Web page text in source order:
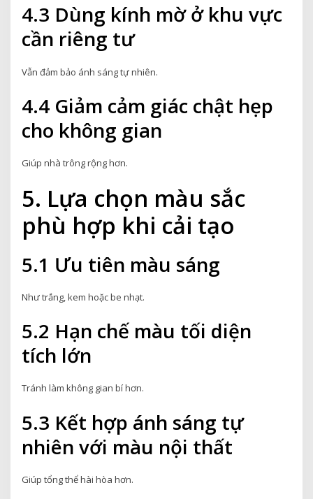
4.3 Dùng kính mờ ở khu vực
cần riêng tư
Vẫn đảm bảo ánh sáng tự nhiên.
4.4 Giảm cảm giác chật hẹp
cho không gian
Giúp nhà trông rộng hơn.
5. Lựa chọn màu sắc
phù hợp khi cải tạo
5.1 Ưu tiên màu sáng
Như trắng, kem hoặc be nhạt.
5.2 Hạn chế màu tối diện
tích lớn
Tránh làm không gian bí hơn.
5.3 Kết hợp ánh sáng tự
nhiên với màu nội thất
Giúp tổng thể hài hòa hơn.